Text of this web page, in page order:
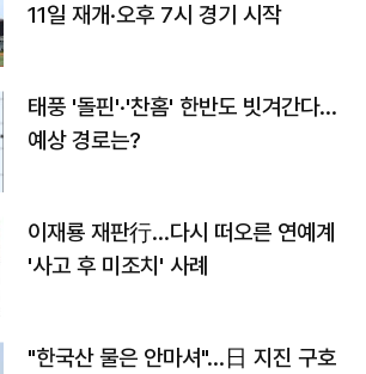
11일 재개·오후 7시 경기 시작
태풍 '돌핀'·'찬홈' 한반도 빗겨간다…
예상 경로는?
이재룡 재판行…다시 떠오른 연예계
'사고 후 미조치' 사례
"한국산 물은 안마셔"…日 지진 구호